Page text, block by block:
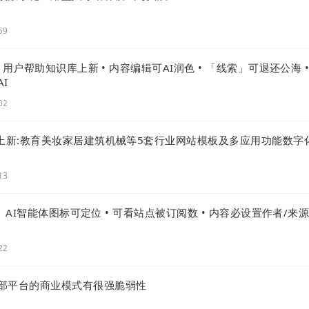
户帮助知识库上新 • 内容编辑可AI润色 • 「线索」可退还公海 •
新:教育美妆家居建筑机械等5套行业网站模板及多应用功能数字
智能体图标可定位 • 可看站点被订阅数 • 内容必设置作者/来源
平台的商业模式有很强脆弱性